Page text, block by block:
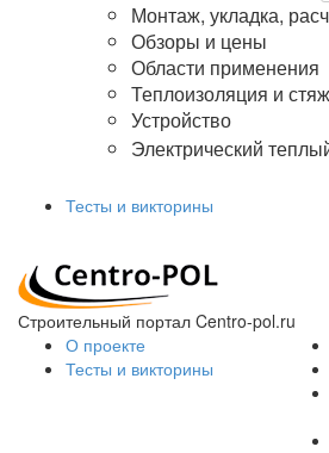
Монтаж, укладка,
Обзоры и цены
Области применения
Теплоизоляция и
Устройство
Электрический
Тесты и викторины
Строительный портал Centro-pol.ru
О проекте
Тесты и викторины